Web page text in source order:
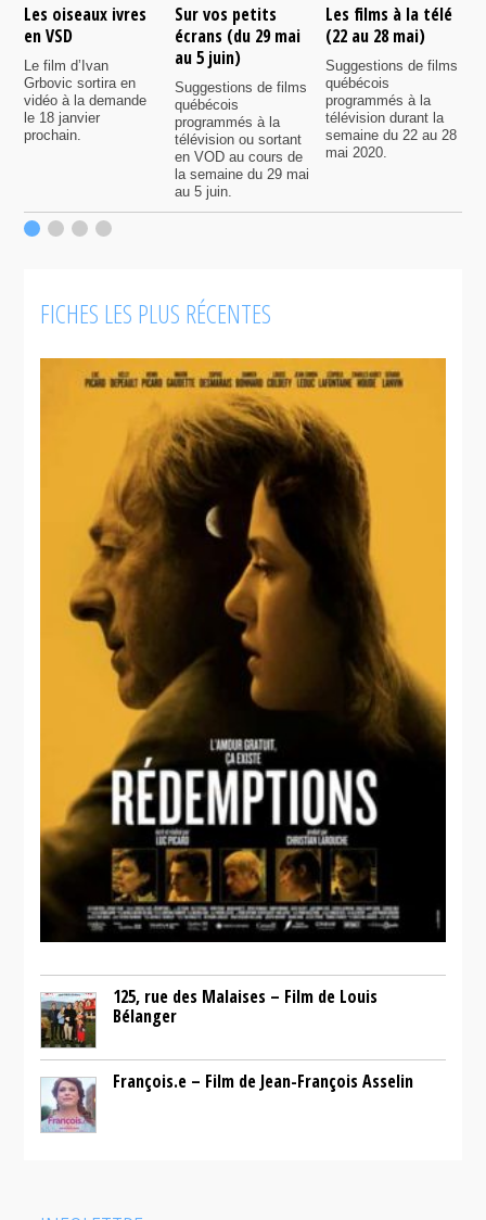
Les oiseaux ivres
en VSD
Le film d’Ivan
Grbovic sortira en
vidéo à la demande
le 18 janvier
prochain.
Sur vos petits
écrans (du 29 mai
au 5 juin)
Suggestions de films
québécois
programmés à la
télévision ou sortant
en VOD au cours de
la semaine du 29 mai
au 5 juin.
Les films à la télé
(22 au 28 mai)
Suggestions de films
québécois
programmés à la
télévision durant la
semaine du 22 au 28
mai 2020.
FICHES LES PLUS RÉCENTES
125, rue des Malaises – Film de Louis
Bélanger
François.e – Film de Jean-François Asselin